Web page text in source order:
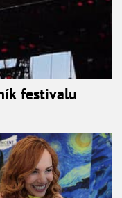
festivalu